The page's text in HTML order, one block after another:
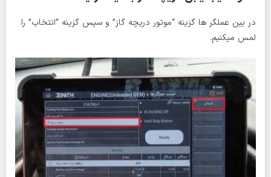
در بین عملگر ها گزینه “موتور دریچه گاز” و سپس گزینه “انتخاب” را
لمس میکنیم.